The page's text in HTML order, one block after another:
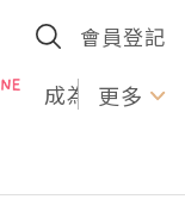
會員登記
成為U更多